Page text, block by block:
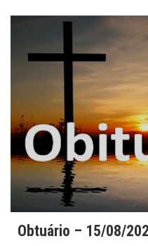
Obtuário – 15/08/